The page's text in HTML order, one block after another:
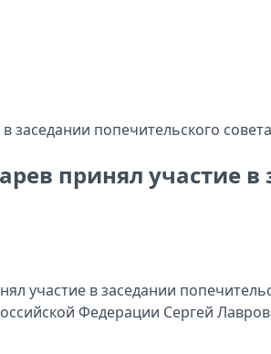
принял участие
участие в заседании
Федерации Сергей